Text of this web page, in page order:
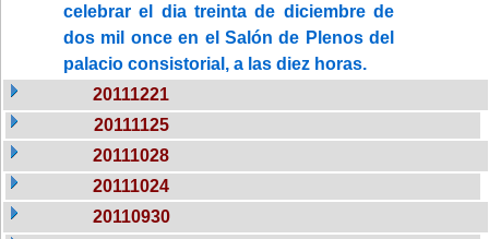
celebrar el dia treinta de diciembre de
dos mil once en el Salón de Plenos del
palacio consistorial, a las diez horas.
20111221
20111125
20111028
20111024
20110930